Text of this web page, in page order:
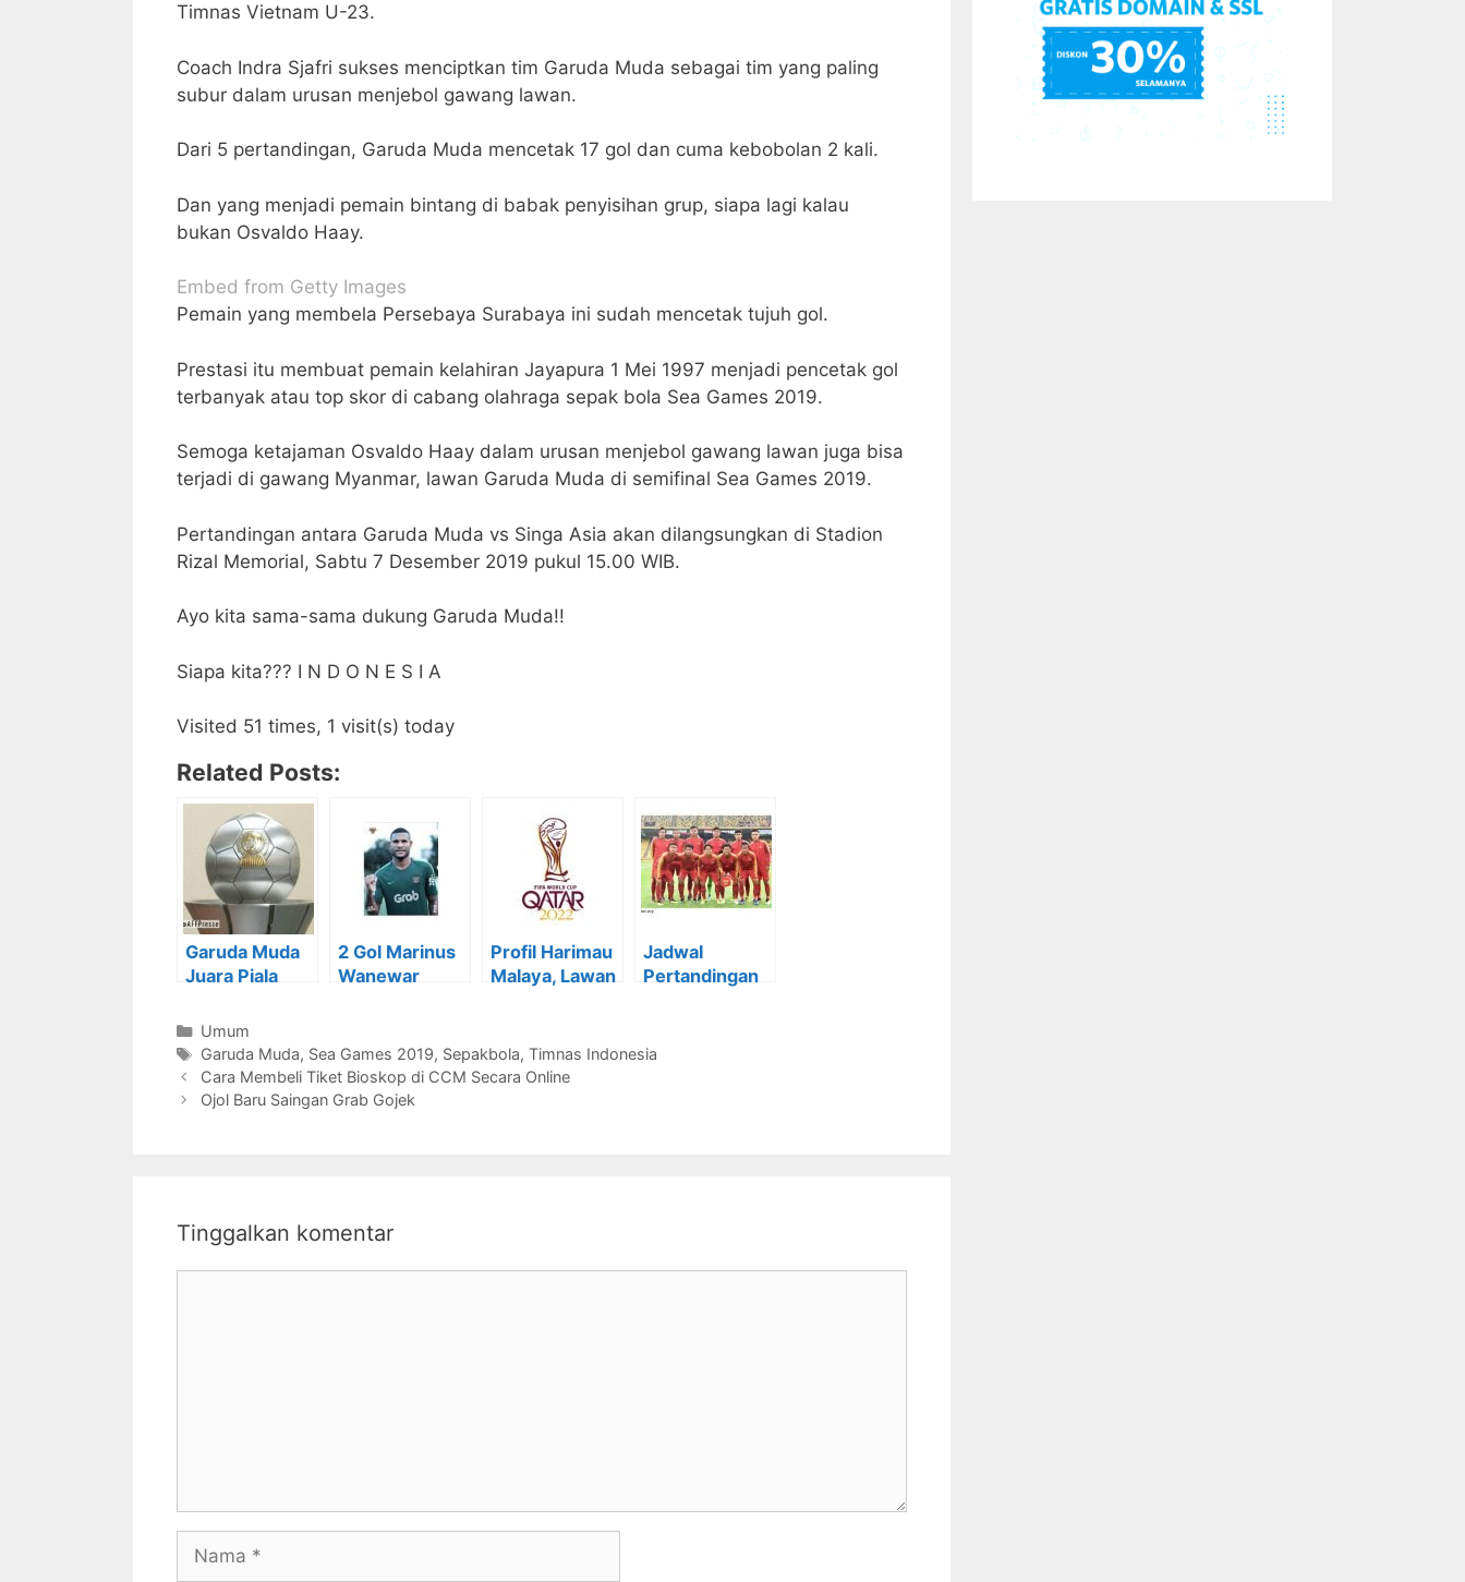
Timnas Vietnam U-23.
Coach Indra Sjafri sukses menciptkan tim Garuda Muda sebagai tim yang paling
subur dalam urusan menjebol gawang lawan.
Dari 5 pertandingan, Garuda Muda mencetak 17 gol dan cuma kebobolan 2 kali.
Dan yang menjadi pemain bintang di babak penyisihan grup, siapa lagi kalau
bukan Osvaldo Haay.
Embed from Getty Images
Pemain yang membela Persebaya Surabaya ini sudah mencetak tujuh gol.
Prestasi itu membuat pemain kelahiran Jayapura 1 Mei 1997 menjadi pencetak gol
terbanyak atau top skor di cabang olahraga sepak bola Sea Games 2019.
Semoga ketajaman Osvaldo Haay dalam urusan menjebol gawang lawan juga bisa
terjadi di gawang Myanmar, lawan Garuda Muda di semifinal Sea Games 2019.
Pertandingan antara Garuda Muda vs Singa Asia akan dilangsungkan di Stadion
Rizal Memorial, Sabtu 7 Desember 2019 pukul 15.00 WIB.
Ayo kita sama-sama dukung Garuda Muda!!
Siapa kita??? I N D O N E S I A
Visited 51 times, 1 visit(s) today
Related Posts:
Garuda Muda
Juara Piala
(Hebat)
2 Gol Marinus
Wanewar
Kamboja
Profil Harimau
Malaya, Lawan
Jadwal
Pertandingan
Vietnam
Kategori
Umum
Tag
Garuda Muda, Sea Games 2019, Sepakbola, Timnas Indonesia
Cara Membeli Tiket Bioskop di CCM Secara Online
Ojol Baru Saingan Grab Gojek
Tinggalkan komentar
Nama